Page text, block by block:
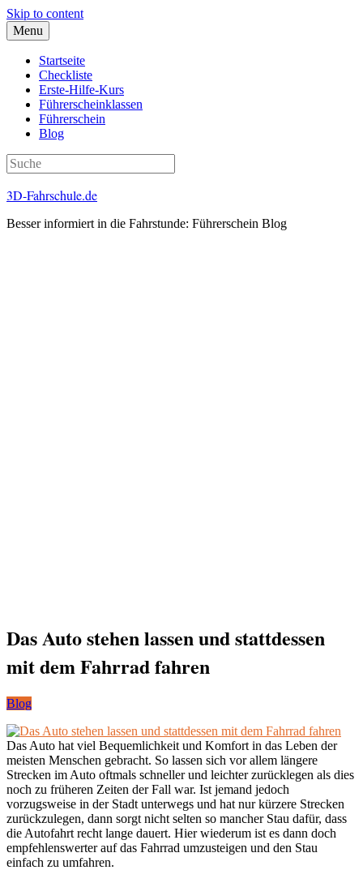
Skip to content
Menu
Startseite
Checkliste
Erste-Hilfe-Kurs
Führerscheinklassen
Führerschein
Blog
3D-Fahrschule.de
Besser informiert in die Fahrstunde: Führerschein Blog
Das Auto stehen lassen und stattdessen
mit dem Fahrrad fahren
Blog
Das Auto hat viel Bequemlichkeit und Komfort in das Leben der
meisten Menschen gebracht. So lassen sich vor allem längere
Strecken im Auto oftmals schneller und leichter zurücklegen als dies
noch zu früheren Zeiten der Fall war. Ist jemand jedoch
vorzugsweise in der Stadt unterwegs und hat nur kürzere Strecken
zurückzulegen, dann sorgt nicht selten so mancher Stau dafür, dass
die Autofahrt recht lange dauert. Hier wiederum ist es dann doch
empfehlenswerter auf das Fahrrad umzusteigen und den Stau
einfach zu umfahren.